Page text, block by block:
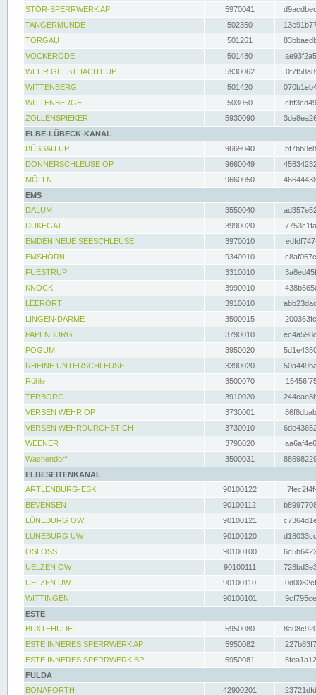
STÖR-SPERRWERK AP 5970041
TANGERMÜNDE
502350
TORGAU
501261
VOCKERODE
501480
WEHR GEESTHACHT UP
5930062
WITTENBERG
501420
WITTENBERGE
503050
ZOLLENSPIEKER
5930090
ELBE-LÜBECK-KANAL
BÜSSAU UP
9669040
DONNERSCHLEUSE OP
9660049
MÖLLN
9660050
EMS
DALUM
3550040
DUKEGAT
3990020
EMDEN NEUE SEESCHLEUSE
3970010
EMSHÖRN
9340010
FUESTRUP
3310010
KNOCK
3990010
LEERORT
3910010
LINGEN-DARME
3500015
PAPENBURG
3790010
POGUM
3950020
RHEINE UNTERSCHLEUSE
3390020
Rühle
3500070
TERBORG
3910020
VERSEN WEHR OP
3730001
VERSEN WEHRDURCHSTICH
3730010
WEENER
3790020
Wachendorf
3500031
ELBESEITENKANAL
ARTLENBURG-ESK
90100122
BEVENSEN
90100112
LÜNEBURG OW
90100121
LÜNEBURG UW
90100120
OSLOSS
90100100
UELZEN OW
90100111
UELZEN UW
90100110
WITTINGEN
90100101
ESTE
BUXTEHUDE
5950080
ESTE INNERES SPERRWERK AP
5950082
ESTE INNERES SPERRWERK BP
5950081
FULDA
BONAFORTH
42900201